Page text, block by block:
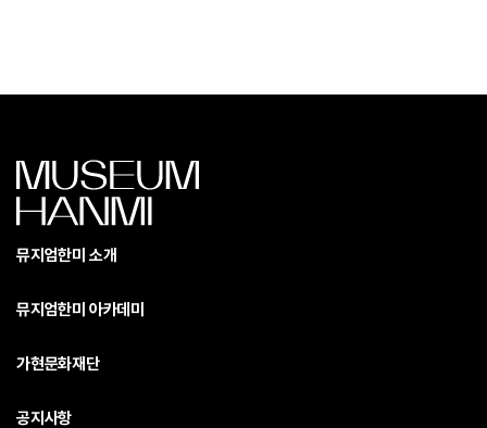
뮤지엄한미 소개
뮤지엄한미 아카데미
가현문화재단
공지사항